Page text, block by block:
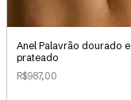
Anel Palavrão dourado e
prateado
R$987,00